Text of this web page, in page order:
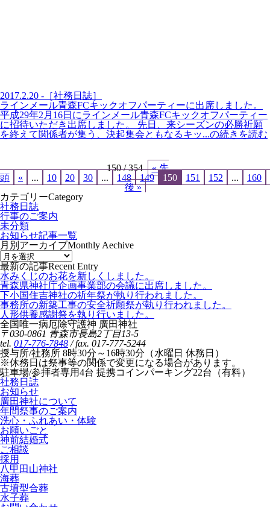
2017.2.20 -［社務日誌］
ラインメール青森FCキックオフパーティーに出席しました。
平成29年2月16日にラインメール青森FCキックオフパーティー
に招待いただき出席しました。 先日、来シーズンの必勝祈願
を終えて関係者が集う、決起集会ともなるキッ...の続きを読む
150 / 354
« 先
頭
« ... 10 20 30 ... 148 149 150 151 152 ...
160
後 »
カテゴリーCategory
社務日誌
行事のご案内
未分類
お知らせ記事一覧
月別アーカイブMonthly Aechive
最新の記事Recent Entry
水みくじのお花を新しくしました。
青森県神社庁企画事業部の会議に出席しました。
下小国住吉神社の祈年祭が執り行われました。
事務所の新築工事の安全祈願祭が執り行われました。
人形供養感謝祭を執り行いました。
全国唯一病厄除守護神 廣田神社
〒030-0861 青森市長島2丁目13-5
tel. 017-776-7848 / fax. 017-777-5244
授与所/社務所 8時30分～16時30分（水曜日 休務日）
※休務日は祭事等の関係で変更になる場合があります。
駐車場/参拝者専用4台 提携コインパーキング22台（有料）
社務日誌
お知らせ
廣田神社について
年間祭事のご案内
洗心・ふれあい・体験
お願いごと
神前結婚式
ご相談
採用
八甲田山神社
海葬
古墳型合葬
水子葬